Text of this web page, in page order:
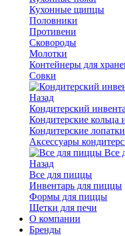
Кухонные щипцы
Половники
Противени
Сковороды
Молотки
Контейнеры для
Совки
Назад
Кондитерский
Кондитерские кольца
Кондитерские
Аксессуары
Все
Назад
Все для пиццы
Инвентарь для пиццы
Формы для пиццы
Щетки для печи
О компании
Бренды